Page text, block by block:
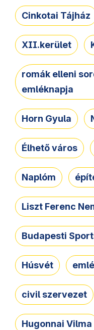
Cinkotai Tájház
XII.kerület
romák elleni
emléknapja
Horn Gyula
Élhető város
Naplóm
Liszt Ferenc
Budapesti
Húsvét
civil szervezet
Hugonnai Vilma